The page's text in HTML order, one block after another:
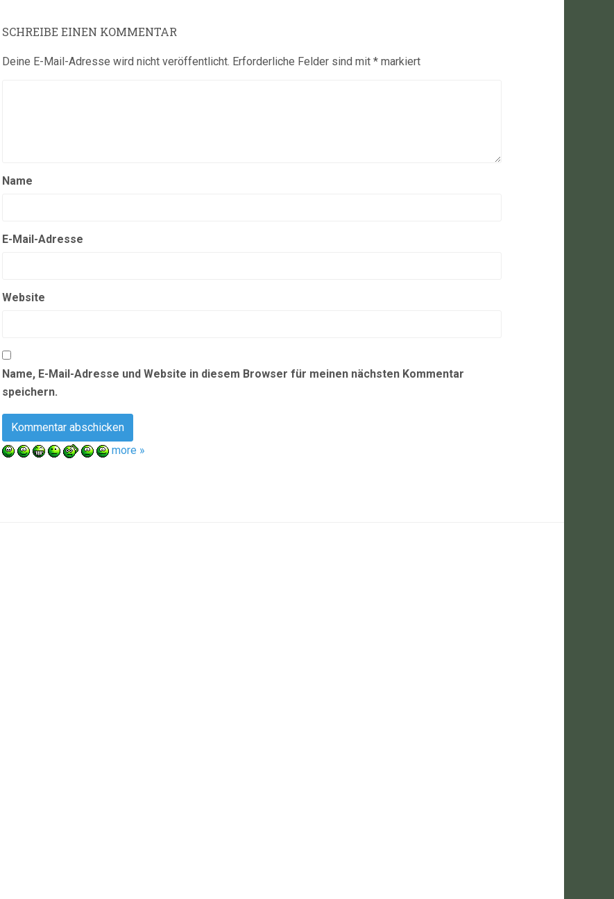
SCHREIBE EINEN KOMMENTAR
Deine E-Mail-Adresse wird nicht veröffentlicht. Erforderliche Felder sind mit * markiert
Name
E-Mail-Adresse
Website
Name, E-Mail-Adresse und Website in diesem Browser für meinen nächsten Kommentar
speichern.
more »